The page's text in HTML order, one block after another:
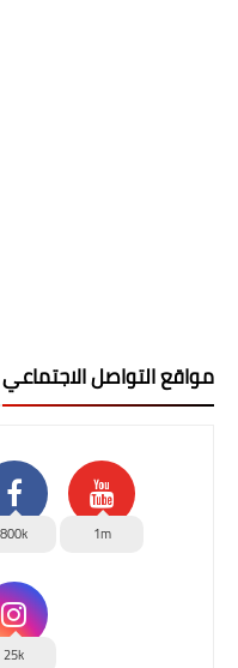
مواقع التواصل الاجتماعي
1m
800k
25k